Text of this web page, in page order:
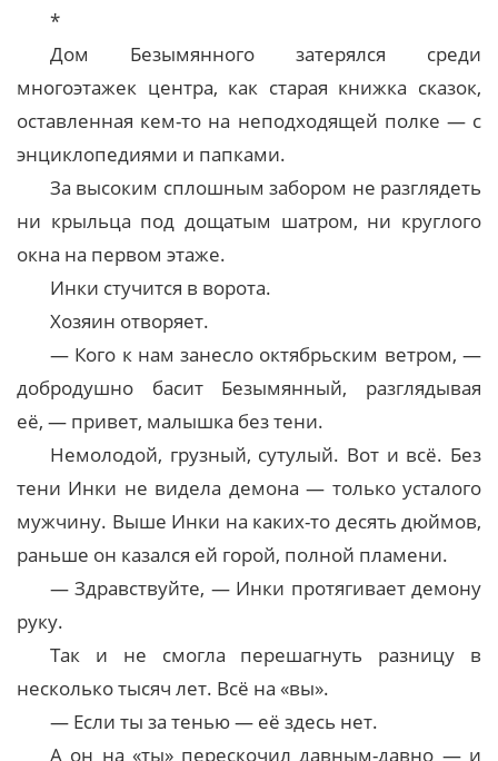
*
Дом Безымянного затерялся среди
многоэтажек центра, как старая книжка сказок,
оставленная кем-то на неподходящей полке — с
энциклопедиями и папками.
За высоким сплошным забором не разглядеть
ни крыльца под дощатым шатром, ни круглого
окна на первом этаже.
Инки стучится в ворота.
Хозяин отворяет.
— Кого к нам занесло октябрьским ветром, —
добродушно басит Безымянный, разглядывая
её, — привет, малышка без тени.
Немолодой, грузный, сутулый. Вот и всё. Без
тени Инки не видела демона — только усталого
мужчину. Выше Инки на каких-то десять дюймов,
раньше он казался ей горой, полной пламени.
— Здравствуйте, — Инки протягивает демону
руку.
Так и не смогла перешагнуть разницу в
несколько тысяч лет. Всё на «вы».
— Если ты за тенью — её здесь нет.
А он на «ты» перескочил давным-давно — и